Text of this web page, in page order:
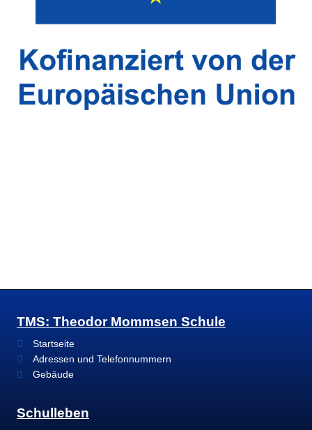
TMS: Theodor Mommsen Schule
Startseite
Adressen und Telefonnummern
Gebäude
Schulleben